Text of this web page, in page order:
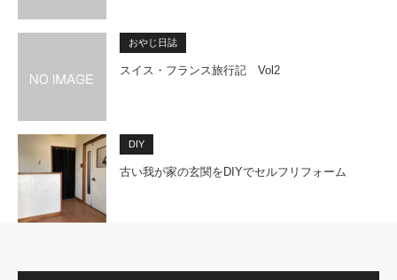
おやじ日誌
スイス・フランス旅行記 Vol2
DIY
古い我が家の玄関をDIYでセルフリフォーム